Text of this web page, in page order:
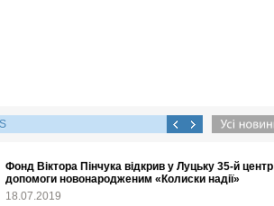
Фонд Віктора Пінчука відкрив у Луцьку 35-й центр
допомоги новонародженим «Колиски надії»
18.07.2019